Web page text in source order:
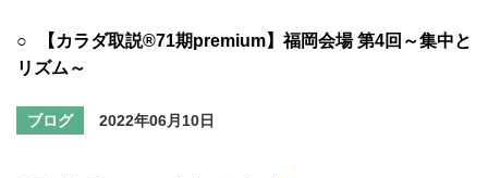
【カラダ取説®71期premium】福岡会場 第4回～集中と
リズム～
ブログ 2022年06月10日